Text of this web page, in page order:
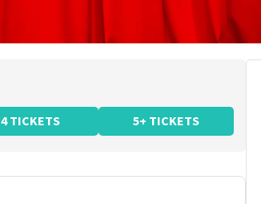
4 TICKETS 5+ TICKETS